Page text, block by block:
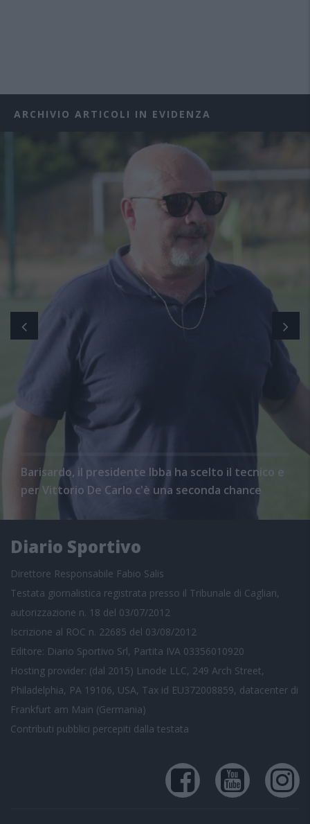
ARCHIVIO ARTICOLI IN EVIDENZA
Barisardo, il presidente Ibba ha scelto il tecnico e
per Vittorio De Carlo c'è una seconda chance
Diario Sportivo
Direttore Responsabile Fabio Salis
Testata giornalistica registrata presso il Tribunale di Cagliari,
autorizzazione n. 18 del 03/07/2012
Iscrizione al ROC n. 22685 del 03/08/2012
Editore: Diario Sportivo Srl, Partita IVA 03356010920
Hosting provider: (dal 2015) Linode LLC, 249 Arch Street,
Philadelphia, PA 19106, USA, Tax id EU372008859, datacenter di
Frankfurt am Main (Germania)
Contributi pubblici percepiti dalla testata